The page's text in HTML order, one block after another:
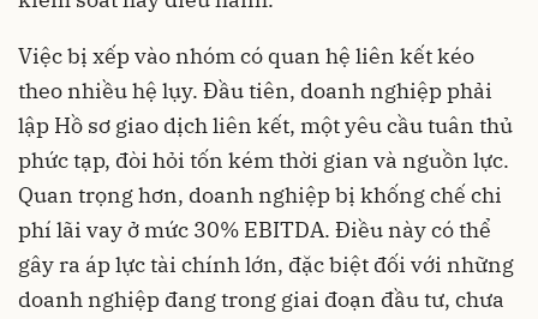
Việc bị xếp vào nhóm có quan hệ liên kết kéo
theo nhiều hệ lụy. Đầu tiên, doanh nghiệp phải
lập Hồ sơ giao dịch liên kết, một yêu cầu tuân thủ
phức tạp, đòi hỏi tốn kém thời gian và nguồn lực.
Quan trọng hơn, doanh nghiệp bị khống chế chi
phí lãi vay ở mức 30% EBITDA. Điều này có thể
gây ra áp lực tài chính lớn, đặc biệt đối với những
doanh nghiệp đang trong giai đoạn đầu tư, chưa